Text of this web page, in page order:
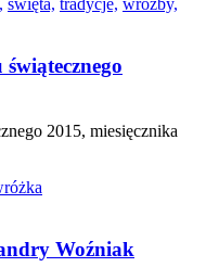
święta, tradycje, wróżby,
2015, miesięcznika
Woźniak